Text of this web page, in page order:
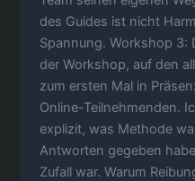
des Guides ist nicht
Spannung. Workshop 3:
der Workshop, auf den
zum ersten Mal in
Online-Teilnehmenden.
explizit, was Methode
Antworten gegeben
Zufall war. Warum